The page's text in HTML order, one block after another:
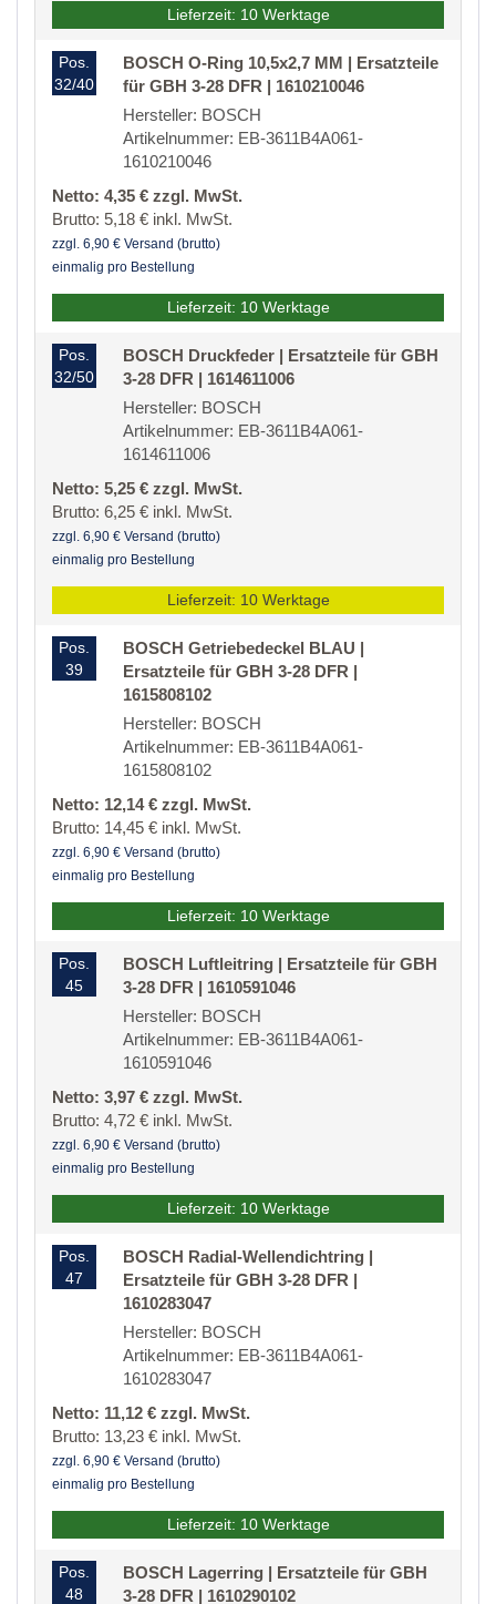
Lieferzeit: 10 Werktage
Pos.
32/40
BOSCH O-Ring 10,5x2,7 MM | Ersatzteile
für GBH 3-28 DFR | 1610210046
Hersteller: BOSCH
Artikelnummer: EB-3611B4A061-
1610210046
Netto: 4,35 € zzgl. MwSt.
Brutto: 5,18 € inkl. MwSt.
zzgl. 6,90 € Versand (brutto)
einmalig pro Bestellung
Lieferzeit: 10 Werktage
Pos.
32/50
BOSCH Druckfeder | Ersatzteile für GBH
3-28 DFR | 1614611006
Hersteller: BOSCH
Artikelnummer: EB-3611B4A061-
1614611006
Netto: 5,25 € zzgl. MwSt.
Brutto: 6,25 € inkl. MwSt.
zzgl. 6,90 € Versand (brutto)
einmalig pro Bestellung
Lieferzeit: 10 Werktage
Pos.
39
BOSCH Getriebedeckel BLAU |
Ersatzteile für GBH 3-28 DFR |
1615808102
Hersteller: BOSCH
Artikelnummer: EB-3611B4A061-
1615808102
Netto: 12,14 € zzgl. MwSt.
Brutto: 14,45 € inkl. MwSt.
zzgl. 6,90 € Versand (brutto)
einmalig pro Bestellung
Lieferzeit: 10 Werktage
Pos.
45
BOSCH Luftleitring | Ersatzteile für GBH
3-28 DFR | 1610591046
Hersteller: BOSCH
Artikelnummer: EB-3611B4A061-
1610591046
Netto: 3,97 € zzgl. MwSt.
Brutto: 4,72 € inkl. MwSt.
zzgl. 6,90 € Versand (brutto)
einmalig pro Bestellung
Lieferzeit: 10 Werktage
Pos.
47
BOSCH Radial-Wellendichtring |
Ersatzteile für GBH 3-28 DFR |
1610283047
Hersteller: BOSCH
Artikelnummer: EB-3611B4A061-
1610283047
Netto: 11,12 € zzgl. MwSt.
Brutto: 13,23 € inkl. MwSt.
zzgl. 6,90 € Versand (brutto)
einmalig pro Bestellung
Lieferzeit: 10 Werktage
Pos.
48
BOSCH Lagerring | Ersatzteile für GBH
3-28 DFR | 1610290102